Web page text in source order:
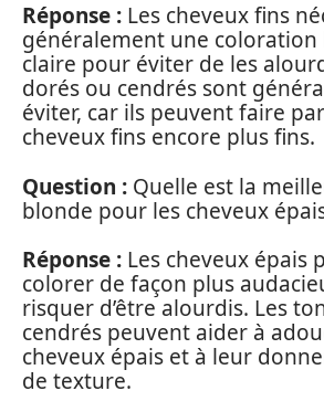
Réponse : Les cheveux fins
généralement une
claire pour éviter de les
dorés ou cendrés sont
éviter, car ils peuvent faire
cheveux fins encore plus fins.
Question : Quelle est la
blonde pour les cheveux
Réponse : Les cheveux épais
colorer de façon plus
risquer d’être alourdis. Les
cendrés peuvent aider à
cheveux épais et à leur
de texture.